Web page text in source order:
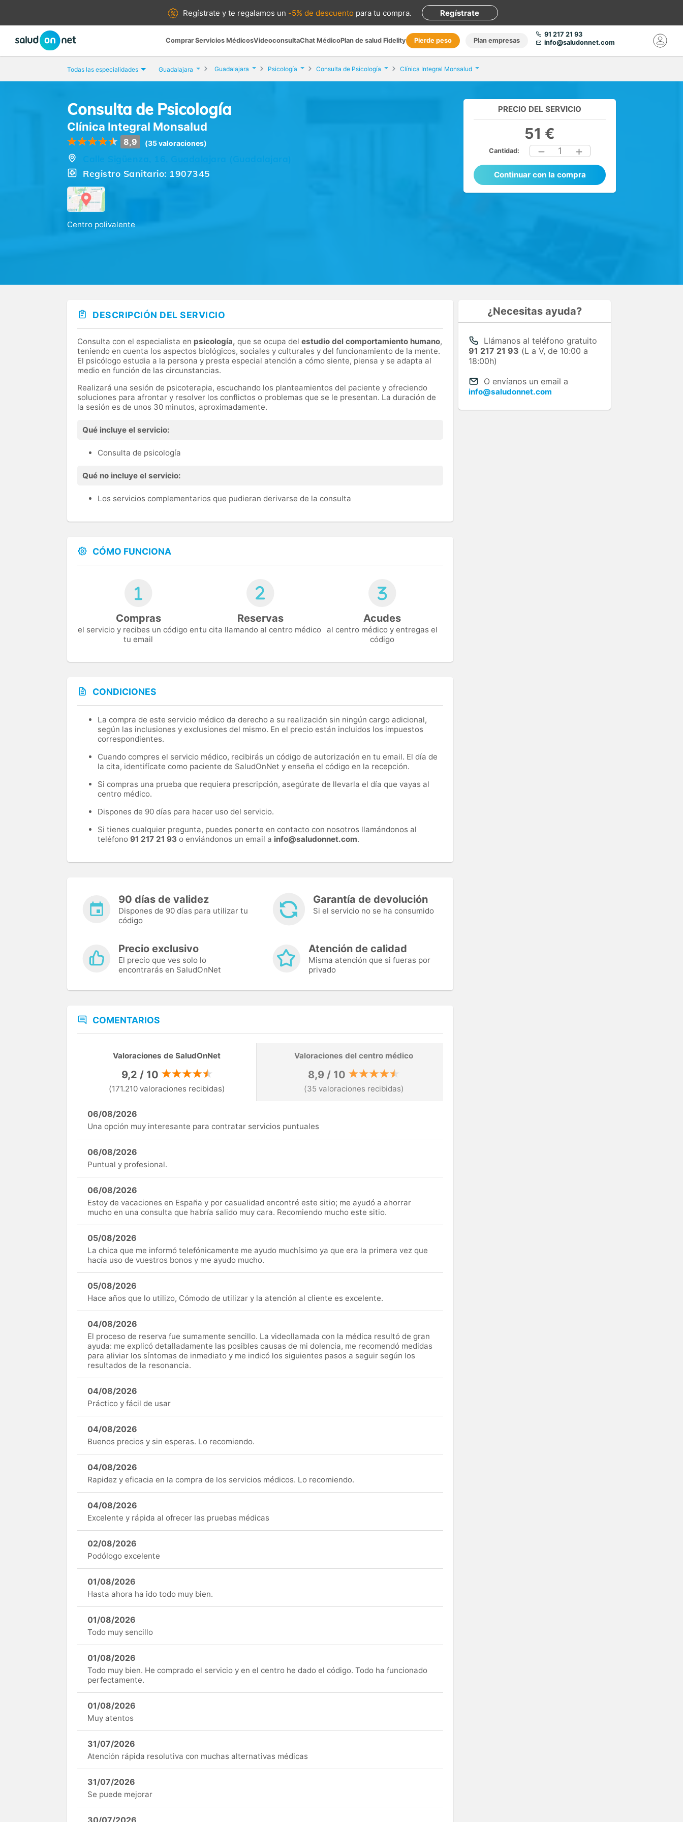
Regístrate yte regalamos un -5% de descuento para tu compra. Regístrate
Comprar Servicios MédicosVideoconsultaChat MédicoPlan de salud Fidelity Pierde peso Plan empresas
91 217 21 93
info@saludonnet.com
Todas las especialidades Guadalajara Guadalajara Psicología Consulta de Psicología Clínica Integral Monsalud
Consulta de Psicología
Clínica Integral Monsalud
8,9 (35 valoraciones)
Registro Sanitario: 1907345
Centro polivalente
PRECIO DEL SERVICIO
51 €
Cantidad: 1
Continuar con la compra
DESCRIPCIÓN DEL SERVICIO
Consulta con el especialista en psicología, que se ocupa del estudio del comportamiento humano,
teniendo en cuenta los aspectos biológicos, sociales y culturales y del funcionamiento de la mente.
El psicólogo estudia a la persona y presta especial atención a cómo siente, piensa y se adapta al
medio en función de las circunstancias.
Realizará una sesión de psicoterapia, escuchando los planteamientos del paciente y ofreciendo
soluciones para afrontar y resolver los conflictos o problemas que se le presentan. La duración de
la sesión es de unos 30 minutos, aproximadamente.
Qué incluye el servicio:
Consulta de psicología
Qué no incluye el servicio:
Los servicios complementarios que pudieran derivarse de la consulta
CÓMO FUNCIONA
Compras
el servicio y recibes un código en
tu email
Reservas
tu cita llamando al centro médico
Acudes
al centro médico y entregas el
código
CONDICIONES
La compra de este servicio médico da derecho a su realización sin ningún cargo adicional,
según las inclusiones y exclusiones del mismo. En el precio están incluidos los impuestos
correspondientes.
Cuando compres el servicio médico, recibirás un código de autorización en tu email. El día de
la cita, identifícate como paciente de SaludOnNet y enseña el código en la recepción.
Si compras una prueba que requiera prescripción, asegúrate de llevarla el día que vayas al
centro médico.
Dispones de 90 días para hacer uso del servicio.
Si tienes cualquier pregunta, puedes ponerte en contacto con nosotros llamándonos al
teléfono 91 217 21 93 o enviándonos un email a info@saludonnet.com.
90 días de validez
Dispones de 90 días para utilizar tu
código
Garantía de devolución
Si el servicio no se ha consumido
Precio exclusivo
El precio que ves solo lo
encontrarás en SaludOnNet
Atención de calidad
Misma atención que si fueras por
privado
COMENTARIOS
Valoraciones de SaludOnNet
9,2 / 10
(171.210 valoraciones recibidas)
Valoraciones del centro médico
8,9 / 10
(35 valoraciones recibidas)
06/08/2026
Una opción muy interesante para contratar servicios puntuales
06/08/2026
Puntual y profesional.
06/08/2026
Estoy de vacaciones en España y por casualidad encontré este sitio; me ayudó a ahorrar
mucho en una consulta que habría salido muy cara. Recomiendo mucho este sitio.
05/08/2026
La chica que me informó telefónicamente me ayudo muchísimo ya que era la primera vez que
hacía uso de vuestros bonos y me ayudo mucho.
05/08/2026
Hace años que lo utilizo, Cómodo de utilizar y la atención al cliente es excelente.
04/08/2026
El proceso de reserva fue sumamente sencillo. La videollamada con la médica resultó de gran
ayuda: me explicó detalladamente las posibles causas de mi dolencia, me recomendó medidas
para aliviar los síntomas de inmediato y me indicó los siguientes pasos a seguir según los
resultados de la resonancia.
04/08/2026
Práctico y fácil de usar
04/08/2026
Buenos precios y sin esperas. Lo recomiendo.
04/08/2026
Rapidez y eficacia en la compra de los servicios médicos. Lo recomiendo.
04/08/2026
Excelente y rápida al ofrecer las pruebas médicas
02/08/2026
Podólogo excelente
01/08/2026
Hasta ahora ha ido todo muy bien.
01/08/2026
Todo muy sencillo
01/08/2026
Todo muy bien. He comprado el servicio y en el centro he dado el código. Todo ha funcionado
perfectamente.
01/08/2026
Muy atentos
31/07/2026
Atención rápida resolutiva con muchas alternativas médicas
31/07/2026
Se puede mejorar
¿Necesitas ayuda?
Llámanos al teléfono gratuito
91 217 21 93 (L a V, de 10:00 a
18:00h)
O envíanos un email a
info@saludonnet.com